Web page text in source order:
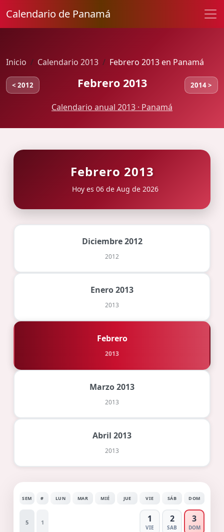
Calendario de Panamá
Inicio Calendario 2013 Febrero 2013 en Panamá
< 2012 Febrero 2013 2014 >
Calendario anual 2013 · Panamá
Febrero 2013
Hoy es 06 de Aug de 2026
Diciembre 2012
2012
Enero 2013
2013
Febrero
2013
Marzo 2013
2013
Abril 2013
2013
SEM # LUN MAR MIÉ JUE VIE SÁB DOM
5 1 1
VIE
2
SAB
3
DOM